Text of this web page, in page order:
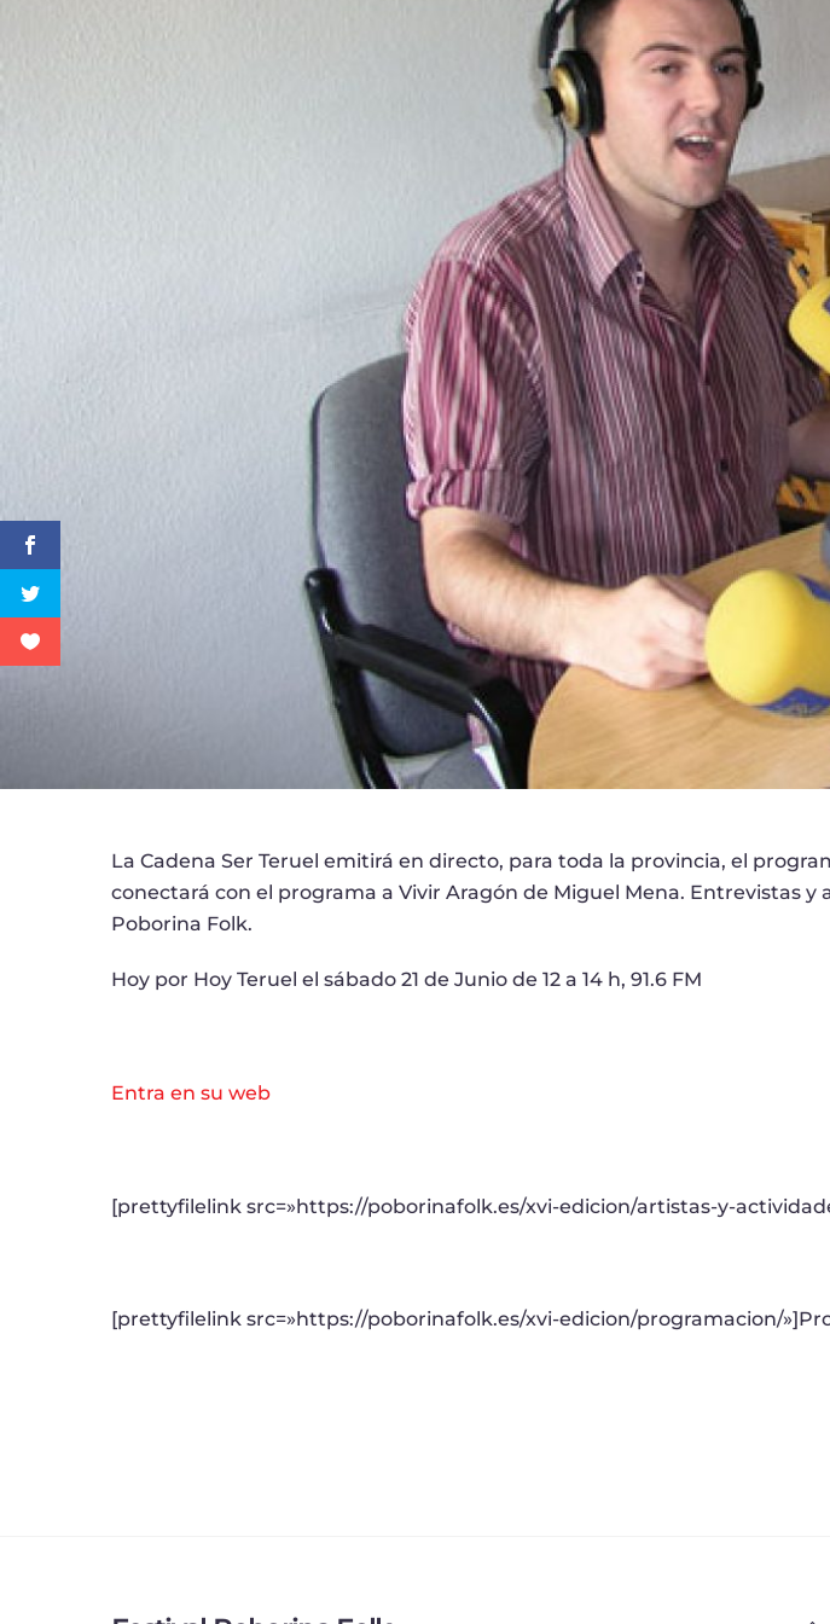
La Cadena Ser Teruel emitirá en directo, para toda la provincia, el
conectará con el programa a Vivir Aragón de Miguel Mena. Entrevistas
Poborina Folk.
Hoy por Hoy Teruel el sábado 21 de Junio de 12 a 14 h, 91.6 FM
Entra en su web
[prettyfilelink src=»https://poborinafolk.es/xvi-edicion/artistas-y-
[prettyfilelink src=»https://poborinafolk.es/xvi-edicion/programacion/